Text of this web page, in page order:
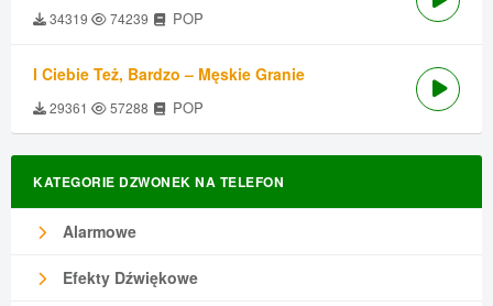
34319 74239 POP
I Ciebie Też, Bardzo – Męskie Granie
29361 57288 POP
KATEGORIE DZWONEK NA TELEFON
Alarmowe
Efekty Dźwiękowe